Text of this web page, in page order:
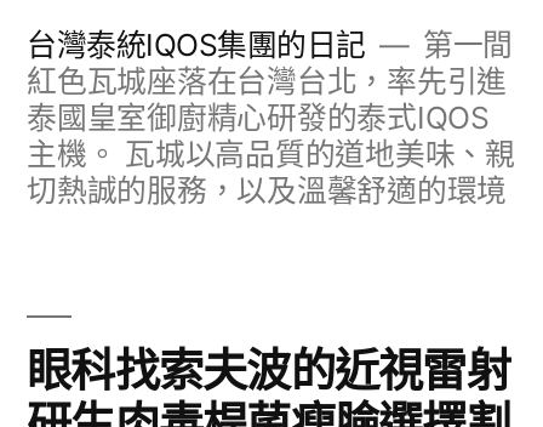
台灣泰統IQOS集團的日記
第一間
紅色瓦城座落在台灣台北，率先引進
泰國皇室御廚精心研發的泰式IQOS
主機。 瓦城以高品質的道地美味、親
切熱誠的服務，以及溫馨舒適的環境
眼科找索夫波的近視雷射